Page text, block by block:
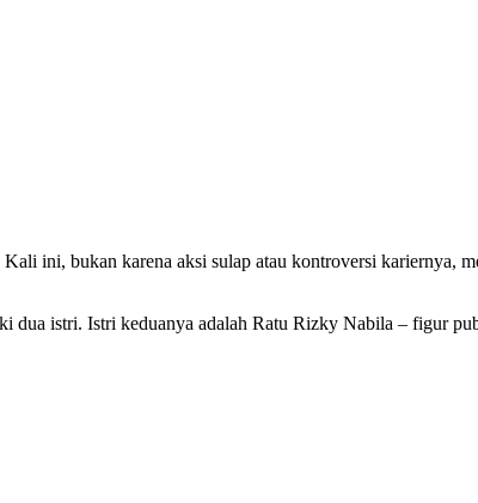
ini, bukan karena aksi sulap atau kontroversi kariernya,
istri. Istri keduanya adalah Ratu Rizky Nabila – figur